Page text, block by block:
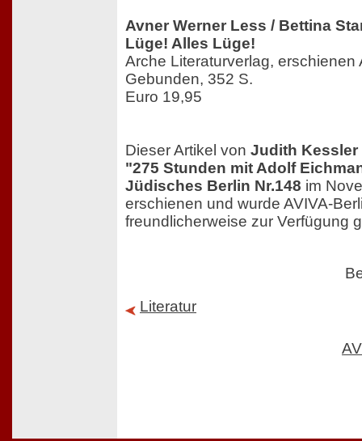
Avner Werner Less / Bettina
Lüge! Alles Lüge!
Arche Literaturverlag, erschienen
Gebunden, 352 S.
Euro 19,95
Dieser Artikel von Judith Kessler
"275 Stunden mit Adolf
Jüdisches Berlin Nr.148 im
erschienen und wurde AVIVA-
freundlicherweise zur Verfügung
Literatur